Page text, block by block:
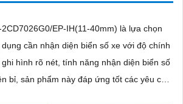
EP-IH(11-40mm) là lựa chọn
cần nhận diện biển số xe với độ chính
hình rõ nét, tính năng nhận diện biển số
bỉ, sản phẩm này đáp ứng tốt các yêu cầu